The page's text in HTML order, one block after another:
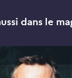
dans le